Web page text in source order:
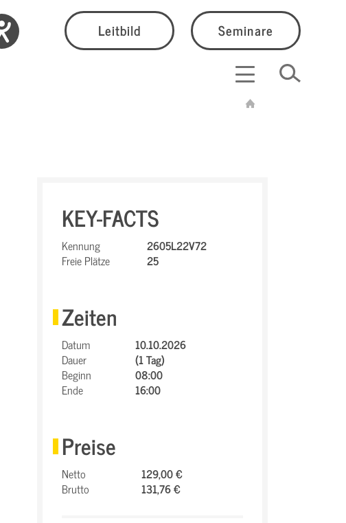
Leitbild Seminare
KEY-FACTS
Kennung
2605L22V72
Freie Plätze
25
Zeiten
Datum
10.10.2026
Dauer
(1 Tag)
Beginn
08:00
Ende
16:00
Preise
Netto
129,00 €
Brutto
131,76 €